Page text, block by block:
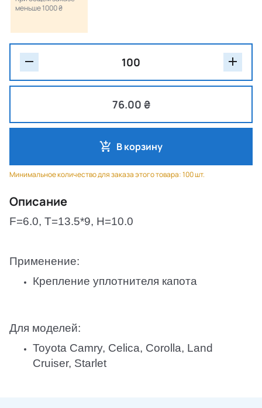
меньше 1000 ₴
76.00 ₴
В корзину
Минимальное количество для заказа этого товара: 100 шт.
Описание
F=6.0, T=13.5*9, H=10.0
Применение:
Крепление уплотнителя капота
Для моделей:
Toyota Camry, Celica, Corolla, Land
Cruiser, Starlet